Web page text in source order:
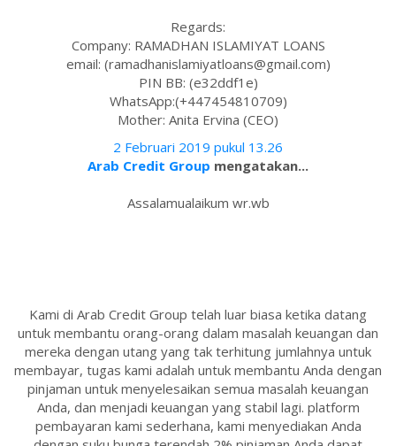
Regards:
Company: RAMADHAN ISLAMIYAT LOANS
email: (ramadhanislamiyatloans@gmail.com)
PIN BB: (e32ddf1e)
WhatsApp:(+447454810709)
Mother: Anita Ervina (CEO)
2 Februari 2019 pukul 13.26
Arab Credit Group mengatakan...
Assalamualaikum wr.wb
Kami di Arab Credit Group telah luar biasa ketika datang
untuk membantu orang-orang dalam masalah keuangan dan
mereka dengan utang yang tak terhitung jumlahnya untuk
membayar, tugas kami adalah untuk membantu Anda dengan
pinjaman untuk menyelesaikan semua masalah keuangan
Anda, dan menjadi keuangan yang stabil lagi. platform
pembayaran kami sederhana, kami menyediakan Anda